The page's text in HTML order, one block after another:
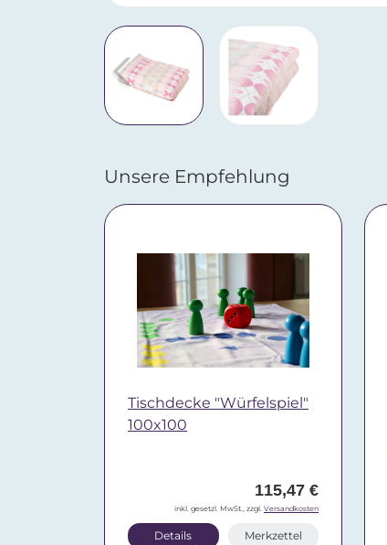
Unsere Empfehlung
Tischdecke "Würfelspiel"
100x100
115,47 €
inkl. gesetzl. MwSt., zzgl. Versandkosten
Details Merkzettel